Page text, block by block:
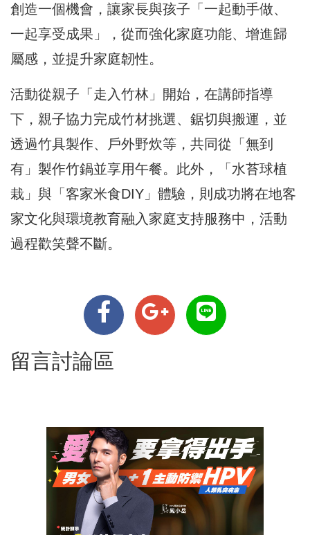
創造一個機會，讓家長與孩子「一起動手做、
一起享受成果」，從而強化家庭功能、增進歸
屬感，並提升家庭韌性。
活動從親子「走入竹林」開始，在講師指導
下，親子協力完成竹材挑選、鋸切與搬運，並
透過竹具製作、戶外野炊等，共同從「無到
有」製作竹鍋並享用午餐。此外，「水苔球植
栽」與「客家米食DIY」體驗，則成功將在地客
家文化與環境教育融入家庭支持服務中，活動
過程歡笑聲不斷。
留言討論區